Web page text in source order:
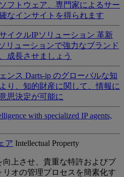
フトウェア、専門家によるサー
なインサイトを得られます
イクルIPソリューション 革新
リューションで強力なブランド
成長させましょう
ンス Darts-ip のグローバルな知
り、知的財産に関して、情報に
思決定が可能に
with specialized IP agents,
ア Intellectual Property
上させ、貴重な特許およびブ
リオの管理プロセスを簡素化す